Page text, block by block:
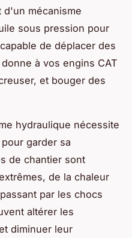
d'un mécanisme
sous pression pour
de déplacer des
à vos engins CAT
et bouger des
hydraulique nécessite
garder sa
de chantier sont
de la chaleur
par les chocs
altérer les
diminuer leur